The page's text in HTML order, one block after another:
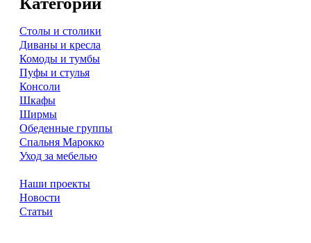
Столы и столики
Диваны и кресла
Комоды и тумбы
Пуфы и стулья
Консоли
Шкафы
Ширмы
Обеденные группы
Спальня Марокко
Уход за мебелью
Наши проекты
Новости
Статьи